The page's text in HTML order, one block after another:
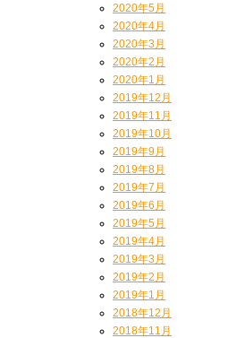
2020年5月
2020年4月
2020年3月
2020年2月
2020年1月
2019年12月
2019年11月
2019年10月
2019年9月
2019年8月
2019年7月
2019年6月
2019年5月
2019年4月
2019年3月
2019年2月
2019年1月
2018年12月
2018年11月